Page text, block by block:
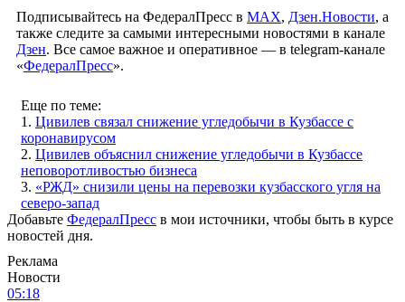
Подписывайтесь на ФедералПресс в МАХ, Дзен.Новости, а
также следите за самыми интересными новостями в канале
Дзен. Все самое важное и оперативное — в telegram-канале
«ФедералПресс».
Еще по теме:
1. Цивилев связал снижение угледобычи в Кузбассе с
коронавирусом
2. Цивилев объяснил снижение угледобычи в Кузбассе
неповоротливостью бизнеса
3. «РЖД» снизили цены на перевозки кузбасского угля на
северо-запад
Добавьте ФедералПресс в мои источники, чтобы быть в курсе
новостей дня.
Реклама
Новости
05:18